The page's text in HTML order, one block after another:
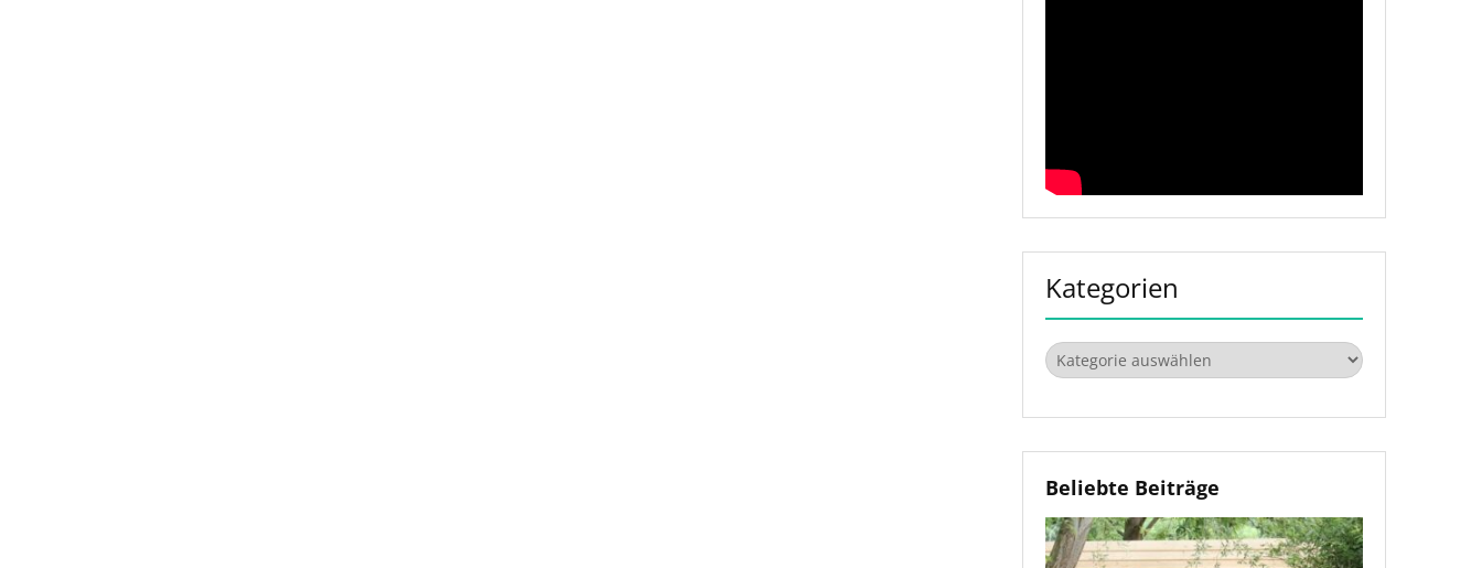
Kategorien
Kategorien
Beliebte Beiträge